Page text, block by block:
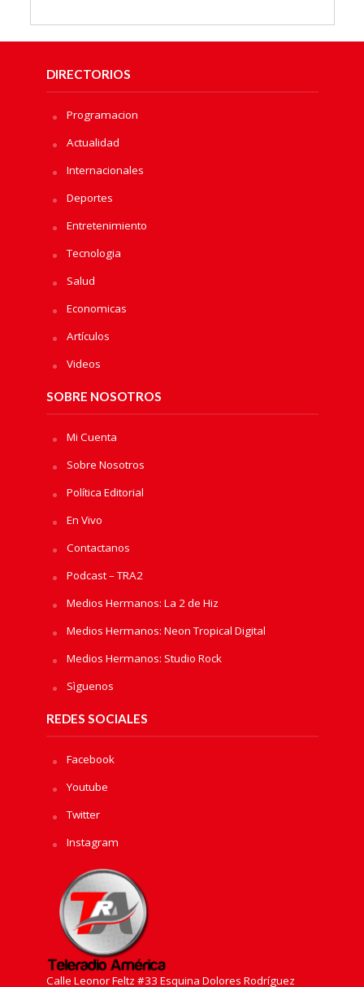
DIRECTORIOS
Programacion
Actualidad
Internacionales
Deportes
Entretenimiento
Tecnologia
Salud
Economicas
Artículos
Videos
SOBRE NOSOTROS
Mi Cuenta
Sobre Nosotros
Política Editorial
En Vivo
Contactanos
Podcast – TRA2
Medios Hermanos: La 2 de Hiz
Medios Hermanos: Neon Tropical Digital
Medios Hermanos: Studio Rock
Sìguenos
REDES SOCIALES
Facebook
Youtube
Twitter
Instagram
Calle Leonor Feltz #33 Esquina Dolores Rodríguez